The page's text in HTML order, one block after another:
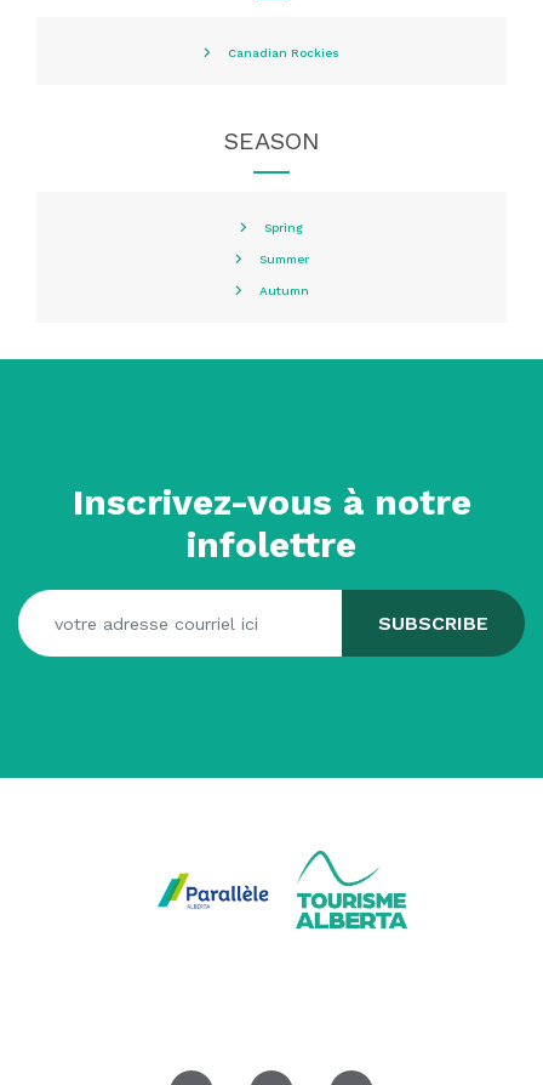
Canadian Rockies
SEASON
Spring
Summer
Autumn
Inscrivez-vous à notre
infolettre